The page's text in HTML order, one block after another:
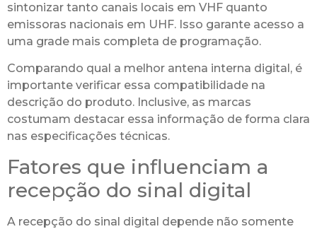
sintonizar tanto canais locais em VHF quanto
emissoras nacionais em UHF. Isso garante acesso a
uma grade mais completa de programação.
Comparando qual a melhor antena interna digital, é
importante verificar essa compatibilidade na
descrição do produto. Inclusive, as marcas
costumam destacar essa informação de forma clara
nas especificações técnicas.
Fatores que influenciam a
recepção do sinal digital
A recepção do sinal digital depende não somente